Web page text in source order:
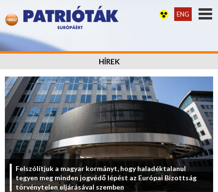
ENG
HÍREK
Felszólítjuk a magyar kormányt, hogy haladéktalanul
tegyen meg minden jogvédő lépést az Európai Bizottság
törvénytelen eljárásával szemben